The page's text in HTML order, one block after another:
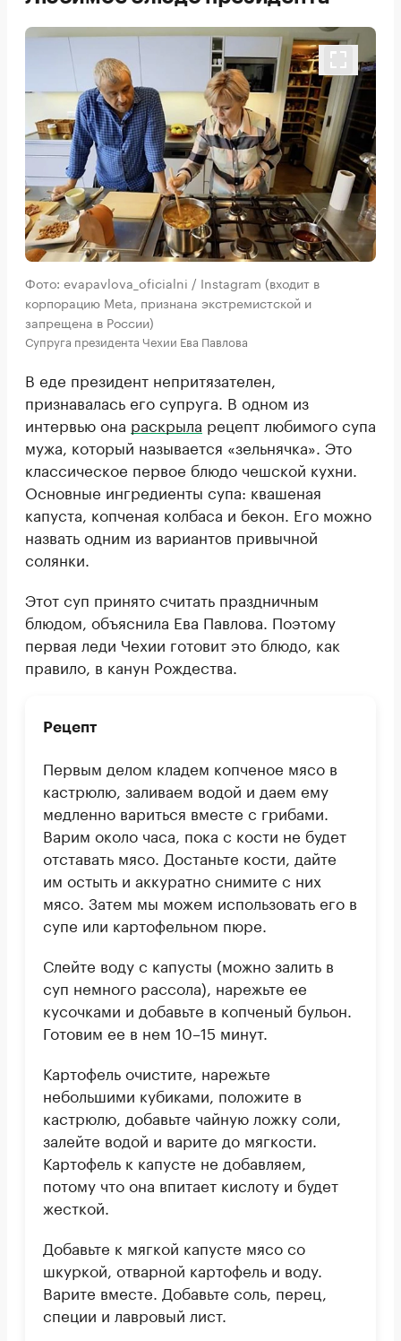
Фото: evapavlova_oficialni / Instagram (входит в
корпорацию Meta, признана экстремистской и
запрещена в России)
Супруга президента Чехии Ева Павлова
В еде президент непритязателен,
признавалась его супруга. В одном из
интервью она раскрыла рецепт любимого супа
мужа, который называется «зельнячка». Это
классическое первое блюдо чешской кухни.
Основные ингредиенты супа: квашеная
капуста, копченая колбаса и бекон. Его можно
назвать одним из вариантов привычной
солянки.
Этот суп принято считать праздничным
блюдом, объяснила Ева Павлова. Поэтому
первая леди Чехии готовит это блюдо, как
правило, в канун Рождества.
Рецепт
Первым делом кладем копченое мясо в
кастрюлю, заливаем водой и даем ему
медленно вариться вместе с грибами.
Варим около часа, пока с кости не будет
отставать мясо. Достаньте кости, дайте
им остыть и аккуратно снимите с них
мясо. Затем мы можем использовать его в
супе или картофельном пюре.
Слейте воду с капусты (можно залить в
суп немного рассола), нарежьте ее
кусочками и добавьте в копченый бульон.
Готовим ее в нем 10–15 минут.
Картофель очистите, нарежьте
небольшими кубиками, положите в
кастрюлю, добавьте чайную ложку соли,
залейте водой и варите до мягкости.
Картофель к капусте не добавляем,
потому что она впитает кислоту и будет
жесткой.
Добавьте к мягкой капусте мясо со
шкуркой, отварной картофель и воду.
Варите вместе. Добавьте соль, перец,
специи и лавровый лист.